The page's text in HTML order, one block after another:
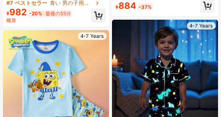
カートゥーン柄 クルーネック 半袖ト
ップス＆ショーツ タイトフィット パ
ジャマセット 男の子用
#7 ベストセラー 青い 男の子用パジャマ
¥982 -20% 最後の55分
概算
4-7 Years
ンドネック カートゥーン柄 半袖トッ
プス＆ショーツ カジュアル デイリー
¥884 -37%
4-7 Years